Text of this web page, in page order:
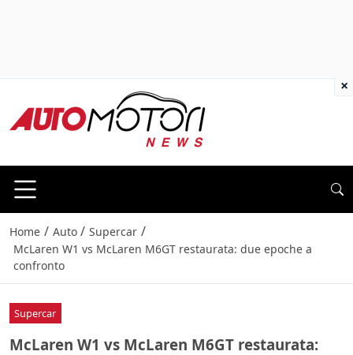
Home / Auto / Supercar /
McLaren W1 vs McLaren M6GT restaurata: due epoche a
confronto
Supercar
McLaren W1 vs McLaren M6GT restaurata:
×